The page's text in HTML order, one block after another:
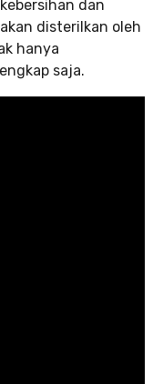
dan
disterilkan oleh
hanya
saja.